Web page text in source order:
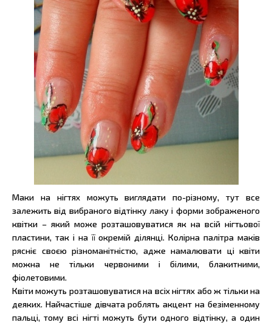
Маки на нігтях можуть виглядати по-різному, тут все
залежить від вибраного відтінку лаку і форми зображеного
квітки – який може розташовуватися як на всій нігтьової
пластини, так і на її окремій ділянці. Колірна палітра маків
рясніє своєю різноманітністю, адже намалювати ці квіти
можна не тільки червоними і білими, блакитними,
фіолетовими.
Квіти можуть розташовуватися на всіх нігтях або ж тільки на
деяких. Найчастіше дівчата роблять акцент на безіменному
пальці, тому всі нігті можуть бути одного відтінку, а один